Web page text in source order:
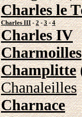
Charles le
Charles III-2-3-4
Charles IV
Charmoilles
Champlitte
Chanaleilles
Charnace